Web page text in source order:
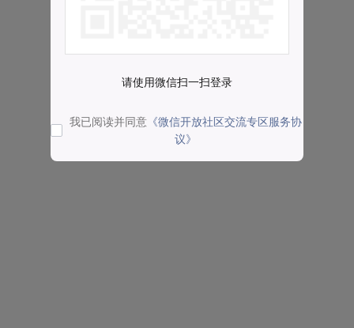
请使用微信扫一扫登录
我已阅读并同意 《微信开放社区交流专区服务协
议》